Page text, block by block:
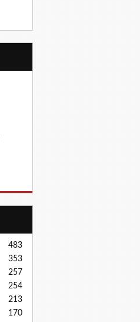
483
353
257
254
213
170